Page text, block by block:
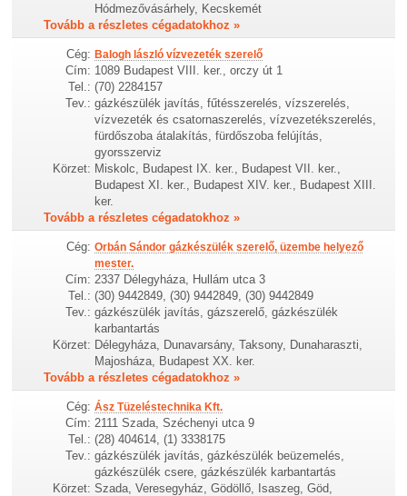
Hódmezővásárhely, Kecskemét
Tovább a részletes cégadatokhoz »
Cég: Balogh lászló vízvezeték szerelő
Cím: 1089 Budapest VIII. ker., orczy út 1
Tel.: (70) 2284157
Tev.: gázkészülék javítás, fűtésszerelés, vízszerelés,
vízvezeték és csatornaszerelés, vízvezetékszerelés,
fürdőszoba átalakítás, fürdőszoba felújítás,
gyorsszerviz
Körzet: Miskolc, Budapest IX. ker., Budapest VII. ker.,
Budapest XI. ker., Budapest XIV. ker., Budapest XIII.
ker.
Tovább a részletes cégadatokhoz »
Cég: Orbán Sándor gázkészülék szerelő, üzembe helyező
mester.
Cím: 2337 Délegyháza, Hullám utca 3
Tel.: (30) 9442849, (30) 9442849, (30) 9442849
Tev.: gázkészülék javítás, gázszerelő, gázkészülék
karbantartás
Körzet: Délegyháza, Dunavarsány, Taksony, Dunaharaszti,
Majosháza, Budapest XX. ker.
Tovább a részletes cégadatokhoz »
Cég: Ász Tüzeléstechnika Kft.
Cím: 2111 Szada, Széchenyi utca 9
Tel.: (28) 404614, (1) 3338175
Tev.: gázkészülék javítás, gázkészülék beüzemelés,
gázkészülék csere, gázkészülék karbantartás
Körzet: Szada, Veresegyház, Gödöllő, Isaszeg, Göd,